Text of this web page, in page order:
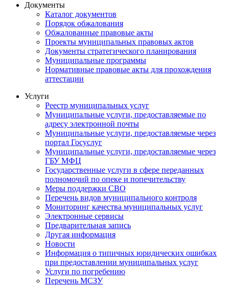
Документы
Каталог документов
Порядок обжалования
Обжалованные правовые акты
Проекты муниципальных правовых актов
Документы стратегического планирования
Муниципальные программы
Нормативные правовые акты для прохождения
аттестации
Услуги
Реестр муниципальных услуг
Муниципальные услуги, предоставляемые по
адресу электронной почты
Муниципальные услуги, предоставляемые через
портал Госуслуг
Муниципальные услуги, предоставляемые через
ГБУ МФЦ
Государственные услуги в сфере переданных
полномочий по опеке и попечительству
Меры поддержки СВО
Перечень видов муниципального контроля
Мониторинг качества муниципальных услуг
Электронные сервисы
Предварительная запись
Другая информация
Новости
Информация о типичных юридических ошибках
при предоставлении муниципальных услуг
Услуги по погребению
Перечень МСЗУ